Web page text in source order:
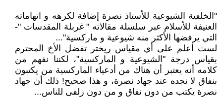
"الخلفية الشيوعية للأستاذ نصرة إضافة لكرهه و اتهاماته
العنيفة للأسلام عبر سلسلة مقالاته " غربلة المقدسات "-
التي يرفضها الأكثر منه شيوعية و ماركسية"...
لست أعلم على أي مقياس ريختر تفضل الأخ المحترم
بقياس درجة "الشيوعية و الماركسية"، لكننا نفهم من
كلامه أنه يعتبر أن هناك من أدعياء الماركسية من يكتبون
بنفاق لا نجده عند جهاد نصرة، و هذا صحيح! ذلك أن جهاد
نصرة يكتب من دون نفاق و من دون زلفى للناس...